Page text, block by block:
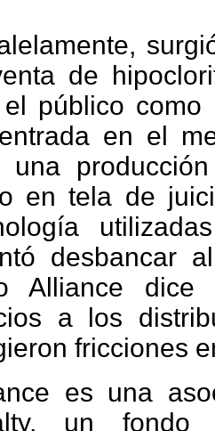
de
público como
en el
una
en tela de
desbancar
Alliance dice
a los
fricciones
es una
un fondo